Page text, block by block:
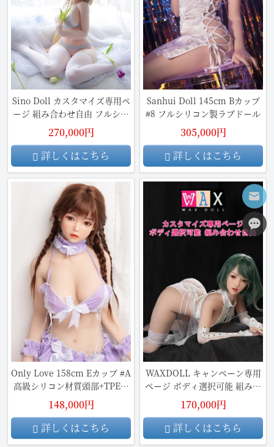
Sino Doll カスタマイズ専用ペ
ージ 組み合わせ自由 フルシリ
コン製ラブドール
270,000円
詳しくはこちら
Sanhui Doll 145cm Bカップ
#8 フルシリコン製ラブドール
305,000円
詳しくはこちら
Only Love 158cm Eカップ #A
高級シリコン材質頭部+TPE材
質ボディ
148,000円
詳しくはこちら
WAXDOLL キャンペーン専用
ページ ボディ選択可能 組み合
わせ自由
170,000円
詳しくはこちら